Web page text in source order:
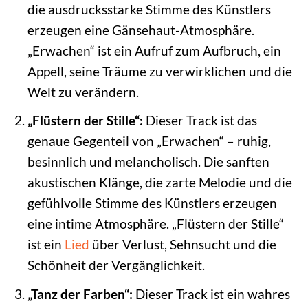
die ausdrucksstarke Stimme des Künstlers
erzeugen eine Gänsehaut-Atmosphäre.
„Erwachen“ ist ein Aufruf zum Aufbruch, ein
Appell, seine Träume zu verwirklichen und die
Welt zu verändern.
„Flüstern der Stille“: Dieser Track ist das
genaue Gegenteil von „Erwachen“ – ruhig,
besinnlich und melancholisch. Die sanften
akustischen Klänge, die zarte Melodie und die
gefühlvolle Stimme des Künstlers erzeugen
eine intime Atmosphäre. „Flüstern der Stille“
ist ein Lied über Verlust, Sehnsucht und die
Schönheit der Vergänglichkeit.
„Tanz der Farben“: Dieser Track ist ein wahres